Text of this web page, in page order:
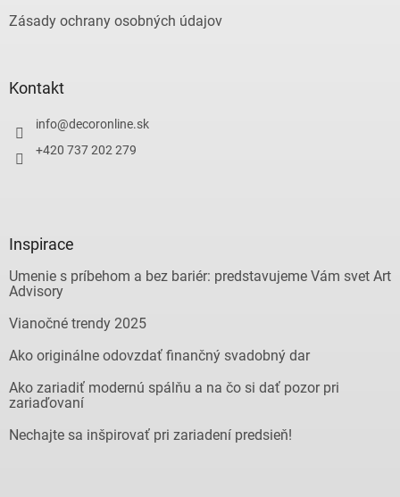
Zásady ochrany osobných údajov
Kontakt
info@decoronline.sk
+420 737 202 279
Inspirace
Umenie s príbehom a bez bariér: predstavujeme Vám svet Art
Advisory
Vianočné trendy 2025
Ako originálne odovzdať finančný svadobný dar
Ako zariadiť modernú spálňu a na čo si dať pozor pri
zariaďovaní
Nechajte sa inšpirovať pri zariadení predsieň!